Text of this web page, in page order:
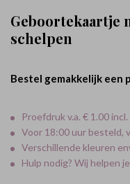
Geboortekaartje
schelpen
Bestel gemakkelijk een
Proefdruk v.a. € 1.00
Voor 18:00 uur besteld,
Verschillende kleuren
Hulp nodig? Wij helpen